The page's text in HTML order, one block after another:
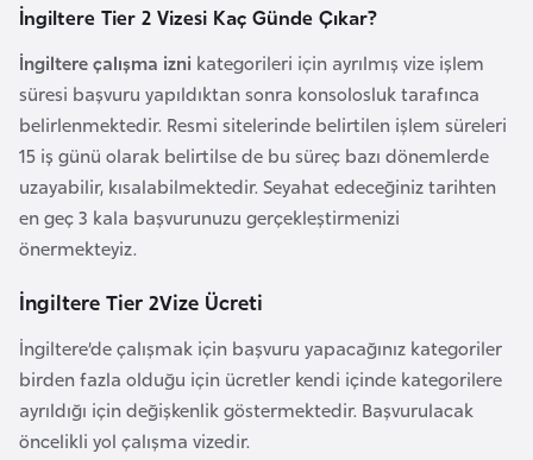
İngiltere Tier 2 Vizesi Kaç Günde Çıkar?
İngiltere çalışma izni kategorileri için ayrılmış vize işlem
süresi başvuru yapıldıktan sonra konsolosluk tarafınca
belirlenmektedir. Resmi sitelerinde belirtilen işlem süreleri
15 iş günü olarak belirtilse de bu süreç bazı dönemlerde
uzayabilir, kısalabilmektedir. Seyahat edeceğiniz tarihten
en geç 3 kala başvurunuzu gerçekleştirmenizi
önermekteyiz.
İngiltere Tier 2​Vize Ücreti
İngiltere’de çalışmak için başvuru yapacağınız kategoriler
birden fazla olduğu için ücretler kendi içinde kategorilere
ayrıldığı için değişkenlik göstermektedir. Başvurulacak
öncelikli yol çalışma vizedir.
e
n
a
d
a
G
ü
e
y
K
o
r